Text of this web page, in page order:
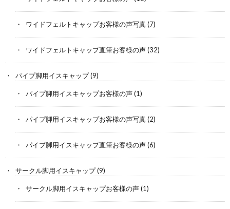
ワイドフェルトキャップお客様の声写真(7)
ワイドフェルトキャップ直筆お客様の声(32)
パイプ脚用イスキャップ(9)
パイプ脚用イスキャップお客様の声(1)
パイプ脚用イスキャップお客様の声写真(2)
パイプ脚用イスキャップ直筆お客様の声(6)
サークル脚用イスキャップ(9)
サークル脚用イスキャップお客様の声(1)